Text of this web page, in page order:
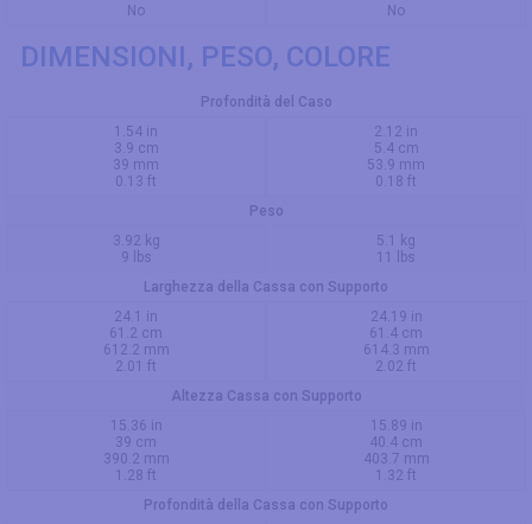
No
No
DIMENSIONI, PESO, COLORE
Profondità del Caso
1.54 in
3.9 cm
39 mm
0.13 ft
2.12 in
5.4 cm
53.9 mm
0.18 ft
Peso
3.92 kg
9 lbs
5.1 kg
11 lbs
Larghezza della Cassa con Supporto
24.1 in
61.2 cm
612.2 mm
2.01 ft
24.19 in
61.4 cm
614.3 mm
2.02 ft
Altezza Cassa con Supporto
15.36 in
39 cm
390.2 mm
1.28 ft
15.89 in
40.4 cm
403.7 mm
1.32 ft
Profondità della Cassa con Supporto